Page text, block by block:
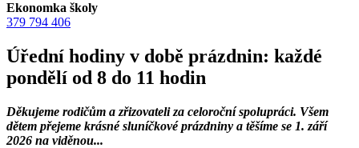
Ekonomka školy
379 794 406
Úřední hodiny v době prázdnin: každé
pondělí od 8 do 11 hodin
Děkujeme rodičům a zřizovateli za celoroční spolupráci. Všem
dětem přejeme krásné sluníčkové prázdniny a těšíme se 1. září
2026 na viděnou...